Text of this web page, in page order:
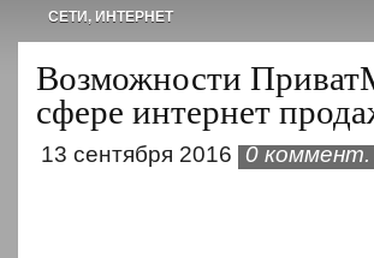
СЕТИ, ИНТЕРНЕТ
Возможности
сфере интернет
13 сентября 2016 0 коммент.